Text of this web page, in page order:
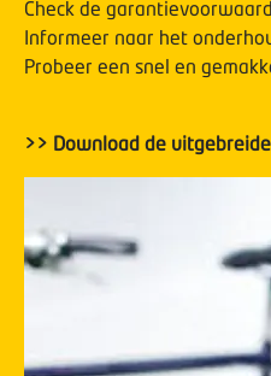
Check de
Informeer naar het
Probeer een snel en
>> Download de